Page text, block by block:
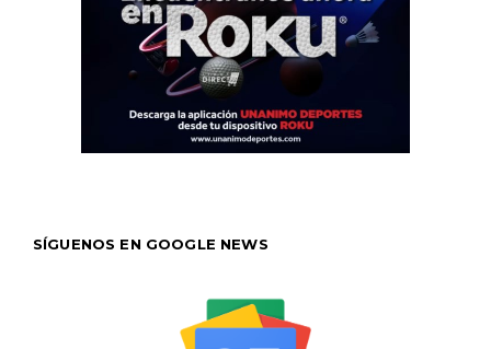
SÍGUENOS EN GOOGLE NEWS